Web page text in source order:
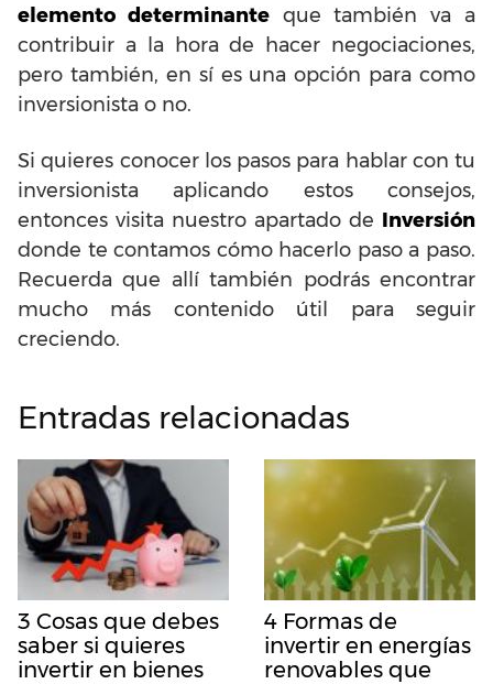
elemento determinanteque también va a
contribuir a la hora de hacer negociaciones,
pero también, en sí es una opción para como
inversionista o no.
Si quieres conocer los pasos para hablar con tu
inversionista aplicando estos consejos,
entonces visita nuestro apartado de Inversión
donde te contamos cómo hacerlo paso a paso.
Recuerda que allí también podrás encontrar
mucho más contenido útil para seguir
creciendo.
Entradas relacionadas
3 Cosas que debes
saber si quieres
invertir en bienes
4 Formas de
invertir en energías
renovables que